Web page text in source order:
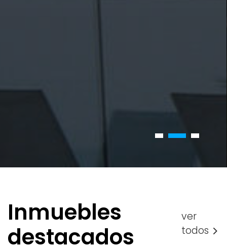
Inmuebles
destacados
ver
todos